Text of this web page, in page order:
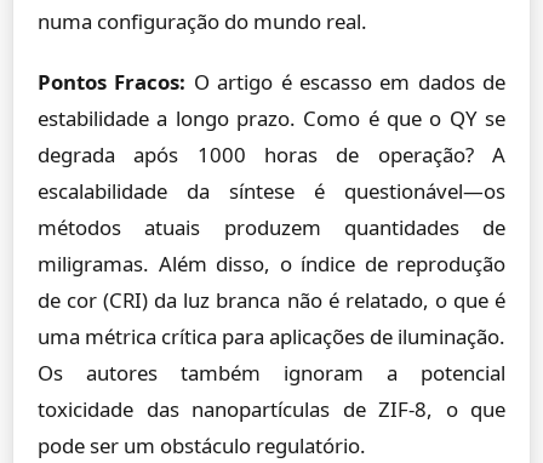
numa configuração do mundo real.
Pontos Fracos: O artigo é escasso em dados de
estabilidade a longo prazo. Como é que o QY se
degrada após 1000 horas de operação? A
escalabilidade da síntese é questionável—os
métodos atuais produzem quantidades de
miligramas. Além disso, o índice de reprodução
de cor (CRI) da luz branca não é relatado, o que é
uma métrica crítica para aplicações de iluminação.
Os autores também ignoram a potencial
toxicidade das nanopartículas de ZIF-8, o que
pode ser um obstáculo regulatório.